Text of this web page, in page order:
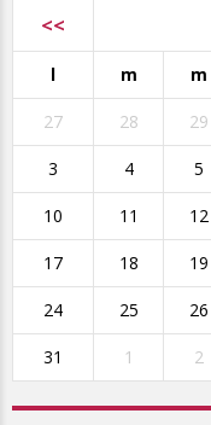
<<
l m m
27 28 29
3 4 5
10 11 12
17 18 19
24 25 26
31 1 2